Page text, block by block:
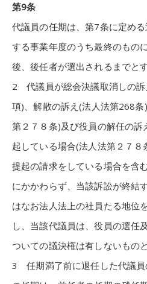
第9条
代議員の任期は、第7条に定め
する事業年度のうち最終のもの
後、後任者が選出されるまでとす
2 代議員が総会決議取消しの訴
項)、解散の訴え(法人法第268
第２７８条)及び役員の解任の
起している場合(法人法第２７
提起の請求をしている場合を含
にかかわらず、当該訴訟が終結
はなお法人法上の社員たる地位
し、当該代議員は、役員の選任
ついての議決権は有しないものと
3 任期満了前に退任した代議員